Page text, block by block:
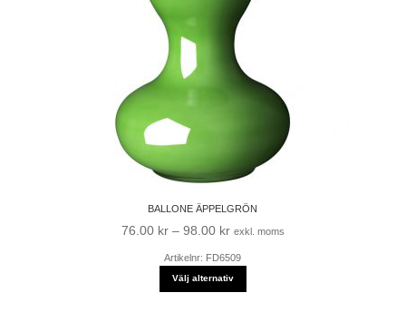
BALLONE ÄPPELGRÖN
76.00 kr – 98.00 krPrisintervall:
till
98.00 kr
exkl. moms
Artikelnr: FD6509
Välj alternativ